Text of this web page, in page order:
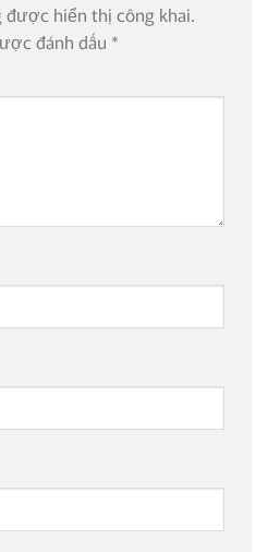
được hiển thị công khai.
đánh dấu *